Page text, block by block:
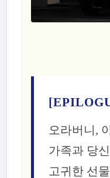
오라버니,
가족과 당
고귀한 선